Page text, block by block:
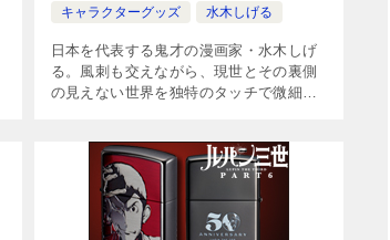
キャラクターグッズ
水木しげる
日本を代表する鬼才の漫画家・水木しげ
る。風刺も交えながら、現世とその裏側
の見えない世界を独特のタッチで微細に
全5種類で登場です。どこか懐かしく、暖